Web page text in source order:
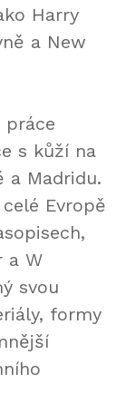
Harry
a New
práce
s kůží na
a Madridu.
Evropě
a W
svou
formy